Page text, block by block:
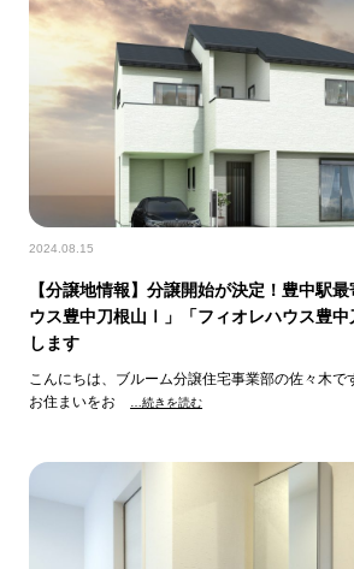
2024.08.15
【分譲地情報】分譲開始が決定！豊中駅
ウス豊中刀根山Ⅰ」「フィオレハウス豊
します
こんにちは、ブルーム分譲住宅事業部の佐々木で
お住まいをお
…続きを読む